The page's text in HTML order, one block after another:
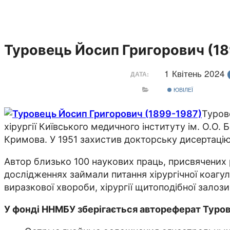
Туровець Йосип Григорович
ДАТА: 1 Квітень 2024
ЮВІЛЕЇ
хірургії Київського медичного інституту ім.
Кримова. У 1951 захистив докторську
Автор близько 100 наукових праць, присвячених
дослідженнях займали питання хірургічної
виразкової хвороби, хірургії щитоподібної
У фонді ННМБУ зберігається автореферат